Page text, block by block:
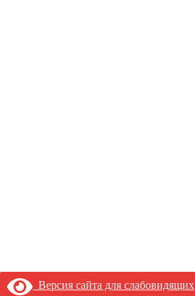
Версия сайта для слабовидящих